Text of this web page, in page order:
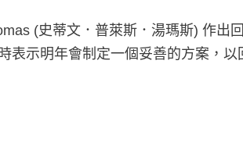
(史蒂文．普萊斯．湯瑪斯) 作出
示明年會制定一個妥善的方案，